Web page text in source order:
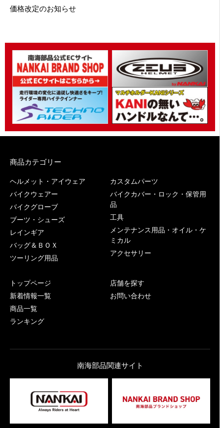
価格改定のお知らせ
商品カテゴリー
ヘルメット・アイウェア
バイクウェアー
バイクグローブ
ブーツ・シューズ
レインギア
バッグ＆ＢＯＸ
ツーリング用品
カスタムパーツ
バイクカバー・ロック・保管用
品
工具
メンテナンス用品・オイル・ケ
ミカル
アクセサリー
トップページ
新着情報一覧
商品一覧
ランキング
店舗を探す
お問い合わせ
南海部品関連サイト